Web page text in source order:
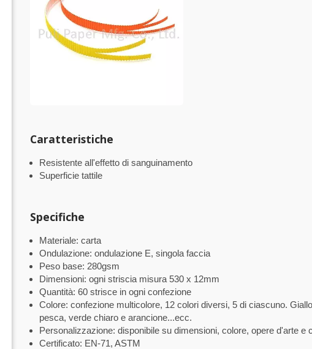
Caratteristiche
Resistente all'effetto di sanguinamento
Superficie tattile
Specifiche
Materiale: carta
Ondulazione: ondulazione E, singola faccia
Peso base: 280gsm
Dimensioni: ogni striscia misura 530 x 12mm
Quantità: 60 strisce in ogni confezione
Colore: confezione multicolore, 12 colori diversi, 5 di ciascuno.
pesca, verde chiaro e arancione...ecc.
Personalizzazione: disponibile su dimensioni, colore, opere d'arte e
Certificato: EN-71, ASTM